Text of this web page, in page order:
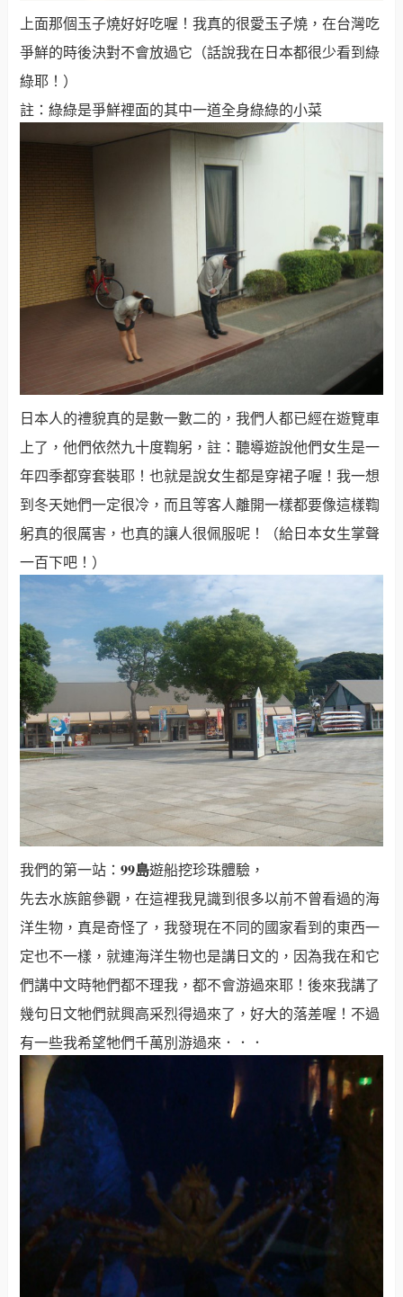
上面那個玉子燒好好吃喔！我真的很愛玉子燒，在台灣吃
爭鮮的時後決對不會放過它（話說我在日本都很少看到綠
綠耶！）
註：綠綠是爭鮮裡面的其中一道全身綠綠的小菜
日本人的禮貌真的是數一數二的，我們人都已經在遊覽車
上了，他們依然九十度鞫躬，註：聽導遊說他們女生是一
年四季都穿套裝耶！也就是說女生都是穿裙子喔！我一想
到冬天她們一定很冷，而且等客人離開一樣都要像這樣鞫
躬真的很厲害，也真的讓人很佩服呢！（給日本女生掌聲
一百下吧！）
我們的第一站：99島遊船挖珍珠體驗，
先去水族館參觀，在這裡我見識到很多以前不曾看過的海
洋生物，真是奇怪了，我發現在不同的國家看到的東西一
定也不一樣，就連海洋生物也是講日文的，因為我在和它
們講中文時牠們都不理我，都不會游過來耶！後來我講了
幾句日文牠們就興高采烈得過來了，好大的落差喔！不過
有一些我希望牠們千萬別游過來．．．